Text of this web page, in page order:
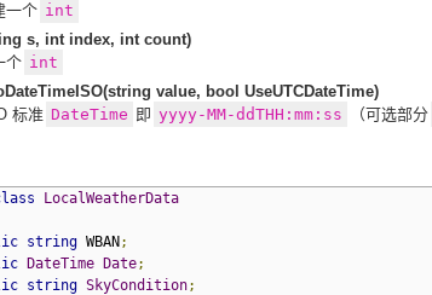
. WriteFile LocalWeatherData
// filename
// delimiter
,
// list of LocalWeatherData to save
(o.WBAN);
(o Date.ToString("yyyyMMdd"
一个 int
s, int index, int count)
个 int
value, bool UseUTCDateTime)
标准 DateTime 即 yyyy-MM-ddTHH:mm:ss （可选部分
LocalWeatherData
string WBAN ;
DateTime Date;
string SkyCondition;